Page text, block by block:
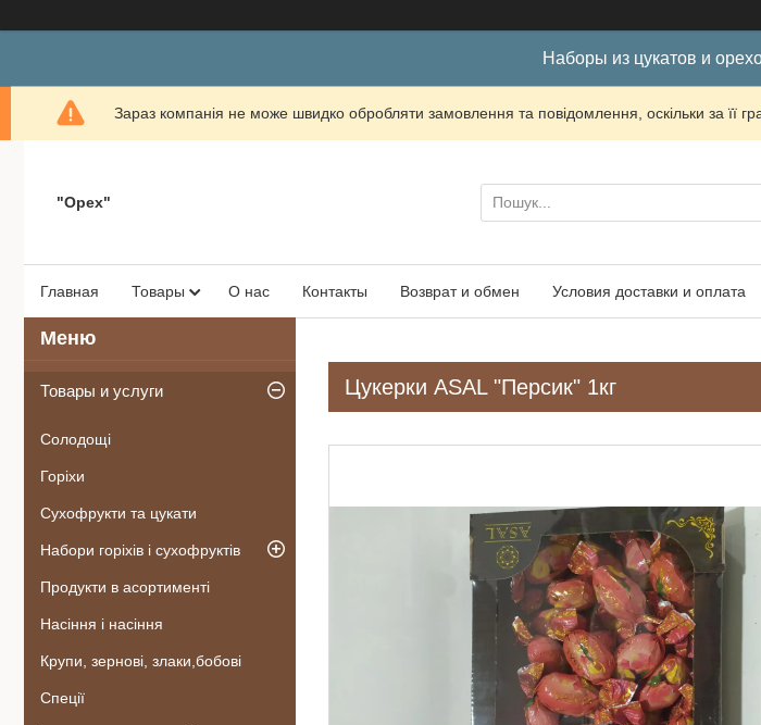
Наборы из цукатов и
Зараз компанія не може швидко обробляти замовлення та повідомлення, оскільки за її
"Орех"
Главная Товары О нас Контакты Возврат и обмен Условия доставки и оплата
Цукерки ASAL "Персик" 1кг
Товары и услуги
Солодощі
Горіхи
Сухофрукти та цукати
Набори горіхів і сухофруктів
Продукти в асортименті
Насіння і насіння
Крупи, зернові, злаки,бобові
Спеції